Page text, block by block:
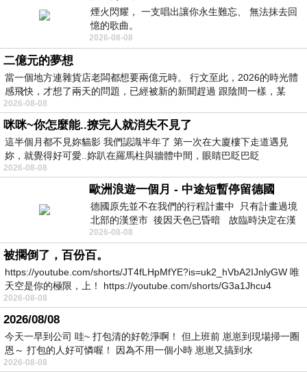
煙火閃耀， 一支唱出讓你永生難忘、 無法抹去回
憶的歌曲。
2026-08-08
二億元的夢想
當一個地方連雜貨店老闆都想要兩億元時。 行文至此，2026的時光體
感飛快，才想了兩天的問題，已經被新的新聞趕過 跟陰間一樣，某
2026-08-08
咪咪~你怎麼能..撩完人就消失不見了
這半個月都不見妳貓影 我們認識半年了 第一次在大廈樓下走道遇見
妳，就覺得好可愛..妳趴在羅馬柱與牆體中間，眼睛巴眨巴眨
2026-08-08
歐洲浪遊一個月 - 中途短暫停留德國
德國原先並不在我們的行程計畫中 只有計畫過境
北部的漢堡市 後因天色已昏暗 故臨時決定在漢
堡市吃晚餐和過夜
2026-08-08
被擱倒了，百份百。
https://youtube.com/shorts/JT4fLHpMfYE?is=uk2_hVbA2IJnlyGW 唯
天空是你的極限，上！ https://youtube.com/shorts/G3a1Jhcu4
2026-08-08
2026/08/08
今天一早到公司 哇~ 打包清的好乾淨啊！ 但上班前 崽崽到現場掃一圈
恩～ 打包的人好可憐喔！ 因為不用一個小時 崽崽又搞到水
2026-08-08